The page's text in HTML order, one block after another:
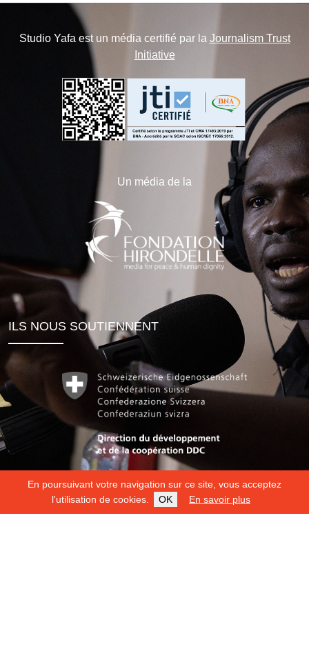
En poursuivant votre navigation sur ce site, vous acceptez
l'utilisation de cookies.
OK En savoir plus
Studio Yafa est un média certifié par la Journalism Trust
Initiative
Un média de la
ILS NOUS SOUTIENNENT